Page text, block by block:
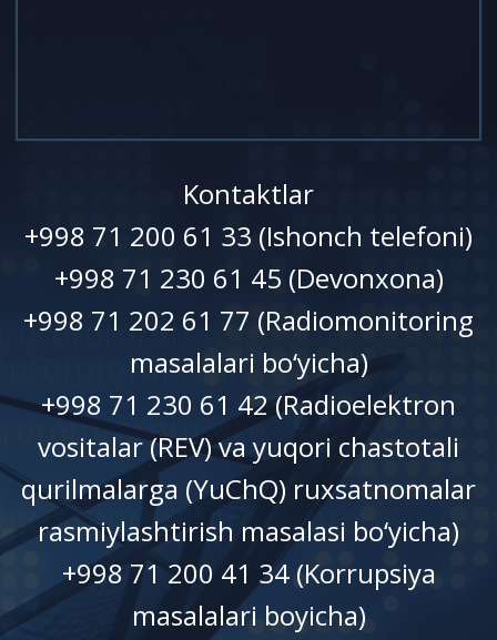
Kontaktlar
+998 71 200 61 33 (Ishonch telefoni)
+998 71 230 61 45 (Devonxonа)
+998 71 202 61 77 (Radiomonitoring
masalalari bo‘yicha)
+998 71 230 61 42 (Radioelektron
vositalar (REV) va yuqori chastotali
qurilmalarga (YuChQ) ruxsatnomalar
rasmiylashtirish masalasi bo‘yicha)
+998 71 200 41 34 (Korrupsiya
masalalari boyicha)